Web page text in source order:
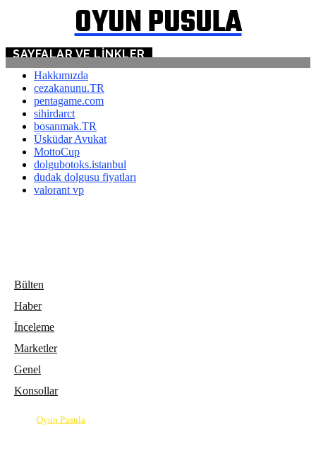
OYUN PUSULA
SAYFALAR VE LINKLER
Hakkımızda
cezakanunu.TR
pentagame.com
sihirdarct
bosanmak.TR
Üsküdar Avukat
MottoCup
dolgubotoks.istanbul
dudak dolgusu fiyatları
valorant vp
Bülten
Haber
İnceleme
Marketler
Genel
Konsollar
Oyun Pusula